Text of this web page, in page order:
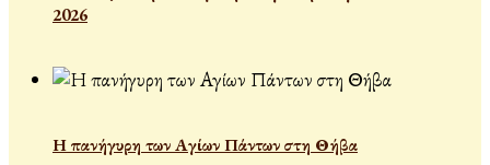
2026
Η πανήγυρη των Αγίων Πάντων στη Θήβα